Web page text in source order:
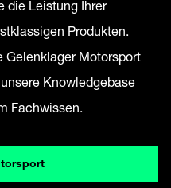
die Leistung Ihrer
Produkten.
Gelenklager Motorsport
Knowledgebase
Fachwissen.